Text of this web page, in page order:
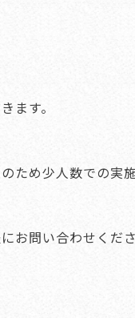
ます。
め少人数での実
お問い合わせくださ